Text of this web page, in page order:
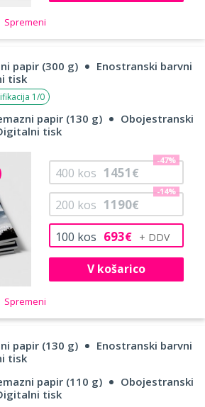
Spremeni
papir (300 g)
Enostranski barvni
tisk
1/0
papir (130 g)
Obojestranski
tisk
100 kos 693€
200 kos 1190€
-14%
400 kos 1451€
-47%
V košarico
Spremeni
papir (130 g)
Enostranski barvni
tisk
papir (110 g)
Obojestranski
tisk